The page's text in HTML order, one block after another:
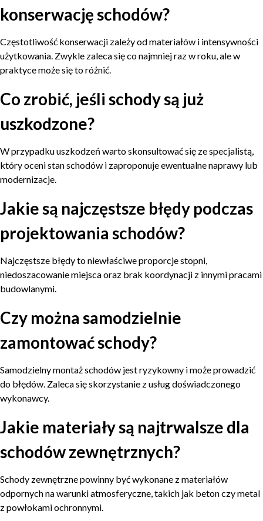
konserwację schodów?
Częstotliwość konserwacji zależy od materiałów i intensywności
użytkowania. Zwykle zaleca się co najmniej raz w roku, ale w
praktyce może się to różnić.
Co zrobić, jeśli schody są już
uszkodzone?
W przypadku uszkodzeń warto skonsultować się ze specjalistą,
który oceni stan schodów i zaproponuje ewentualne naprawy lub
modernizacje.
Jakie są najczęstsze błędy podczas
projektowania schodów?
Najczęstsze błędy to niewłaściwe proporcje stopni,
niedoszacowanie miejsca oraz brak koordynacji z innymi pracami
budowlanymi.
Czy można samodzielnie
zamontować schody?
Samodzielny montaż schodów jest ryzykowny i może prowadzić
do błędów. Zaleca się skorzystanie z usług doświadczonego
wykonawcy.
Jakie materiały są najtrwalsze dla
schodów zewnętrznych?
Schody zewnętrzne powinny być wykonane z materiałów
odpornych na warunki atmosferyczne, takich jak beton czy metal
z powłokami ochronnymi.